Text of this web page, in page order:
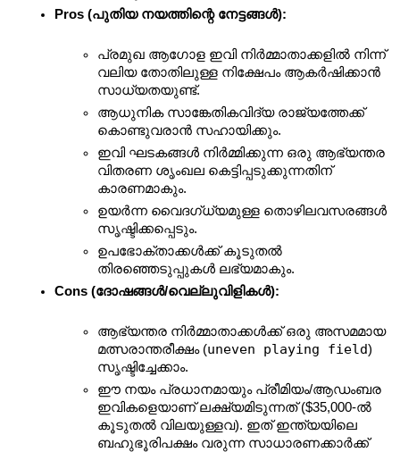
Pros (പുതിയ നയത്തിന്റെ നേട്ടങ്ങൾ):
പ്രമുഖ ആഗോള ഇവി നിർമ്മാതാക്കളിൽ നിന്ന്
വലിയ തോതിലുള്ള നിക്ഷേപം ആകർഷിക്കാൻ
സാധ്യതയുണ്ട്.
ആധുനിക സാങ്കേതികവിദ്യ രാജ്യത്തേക്ക്
കൊണ്ടുവരാൻ സഹായിക്കും.
ഇവി ഘടകങ്ങൾ നിർമ്മിക്കുന്ന ഒരു ആഭ്യന്തര
വിതരണ ശൃംഖല കെട്ടിപ്പടുക്കുന്നതിന്
കാരണമാകും.
ഉയർന്ന വൈദഗ്ധ്യമുള്ള തൊഴിലവസരങ്ങൾ
സൃഷ്ടിക്കപ്പെടും.
ഉപഭോക്താക്കൾക്ക് കൂടുതൽ
തിരഞ്ഞെടുപ്പുകൾ ലഭ്യമാകും.
Cons (ദോഷങ്ങൾ/വെല്ലുവിളികൾ):
ആഭ്യന്തര നിർമ്മാതാക്കൾക്ക് ഒരു അസമമായ
മത്സരാന്തരീക്ഷം (uneven playing field)
സൃഷ്ടിച്ചേക്കാം.
ഈ നയം പ്രധാനമായും പ്രീമിയം/ആഡംബര
ഇവികളെയാണ് ലക്ഷ്യമിടുന്നത് ($35,000-ൽ
കൂടുതൽ വിലയുള്ളവ). ഇത് ഇന്ത്യയിലെ
ബഹുഭൂരിപക്ഷം വരുന്ന സാധാരണക്കാർക്ക്